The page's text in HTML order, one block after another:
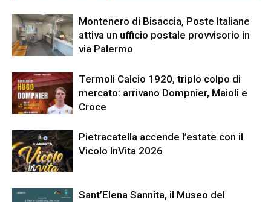
Montenero di Bisaccia, Poste Italiane
attiva un ufficio postale provvisorio in
via Palermo
Termoli Calcio 1920, triplo colpo di
mercato: arrivano Dompnier, Maioli e
Croce
Pietracatella accende l’estate con il
Vicolo InVita 2026
Sant’Elena Sannita, il Museo del